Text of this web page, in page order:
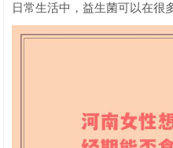
日常生活中，益生菌可以在很